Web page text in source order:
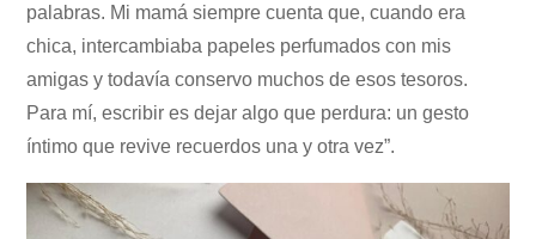
palabras. Mi mamá siempre cuenta que, cuando era
chica, intercambiaba papeles perfumados con mis
amigas y todavía conservo muchos de esos tesoros.
Para mí, escribir es dejar algo que perdura: un gesto
íntimo que revive recuerdos una y otra vez”.